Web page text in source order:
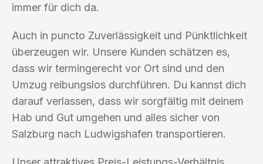
immer für dich da.
Auch in puncto Zuverlässigkeit und Pünktlichkeit
überzeugen wir. Unsere Kunden schätzen es,
dass wir termingerecht vor Ort sind und den
Umzug reibungslos durchführen. Du kannst dich
darauf verlassen, dass wir sorgfältig mit deinem
Hab und Gut umgehen und alles sicher von
Salzburg nach Ludwigshafen transportieren.